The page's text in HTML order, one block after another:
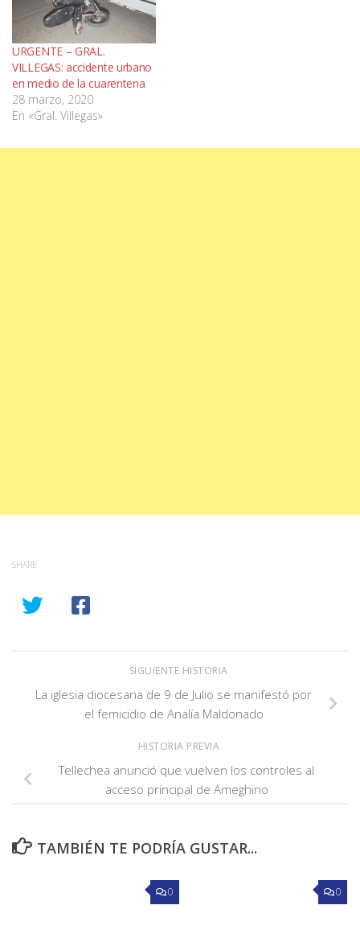
URGENTE – GRAL.
VILLEGAS: accidente urbano
en medio de la cuarentena
28 marzo, 2020
En «Gral. Villegas»
SHARE
SIGUIENTE HISTORIA
La iglesia diocesana de 9 de Julio se manifestó por
el femicidio de Analía Maldonado
HISTORIA PREVIA
Tellechea anunció que vuelven los controles al
acceso principal de Ameghino
TAMBIÉN TE PODRÍA GUSTAR...
0 0